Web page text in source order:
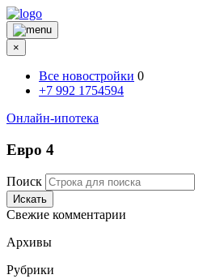
×
Все новостройки 0
+7 992 1754594
Онлайн-ипотека
Евро 4
Поиск
Искать
Свежие комментарии
Архивы
Рубрики